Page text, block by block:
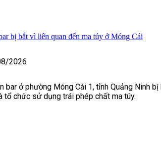
bị bắt vì liên quan đến ma túy ở Móng Cái
2026
bar ở phường Móng Cái 1, tỉnh Quảng Ninh
tổ chức sử dụng trái phép chất ma túy.